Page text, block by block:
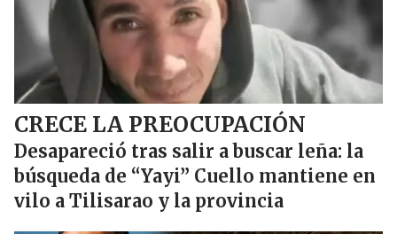
CRECE LA PREOCUPACIÓN
Desapareció tras salir a buscar leña: la
búsqueda de “Yayi” Cuello mantiene en
vilo a Tilisarao y la provincia